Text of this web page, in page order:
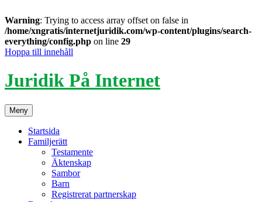
Warning: Trying to access array offset on false in
/home/xngratis/internetjuridik.com/wp-content/plugins/search-
everything/config.php on line 29
Hoppa till innehåll
Juridik På Internet
Meny
Startsida
Familjerätt
Testamente
Äktenskap
Sambor
Barn
Registrerat partnerskap